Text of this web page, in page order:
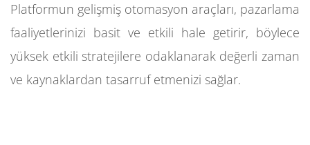
Platformun gelişmiş otomasyon araçları, pazarlama
faaliyetlerinizi basit ve etkili hale getirir, böylece
yüksek etkili stratejilere odaklanarak değerli zaman
ve kaynaklardan tasarruf etmenizi sağlar.